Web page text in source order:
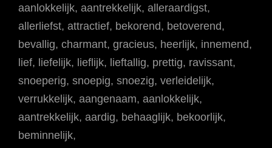
aanlokkelijk, aantrekkelijk, alleraardigst,
allerliefst, attractief, bekorend, betoverend,
bevallig, charmant, gracieus, heerlijk, innemend,
lief, liefelijk, lieflijk, lieftallig, prettig, ravissant,
snoeperig, snoepig, snoezig, verleidelijk,
verrukkelijk, aangenaam, aanlokkelijk,
aantrekkelijk, aardig, behaaglijk, bekoorlijk,
beminnelijk,